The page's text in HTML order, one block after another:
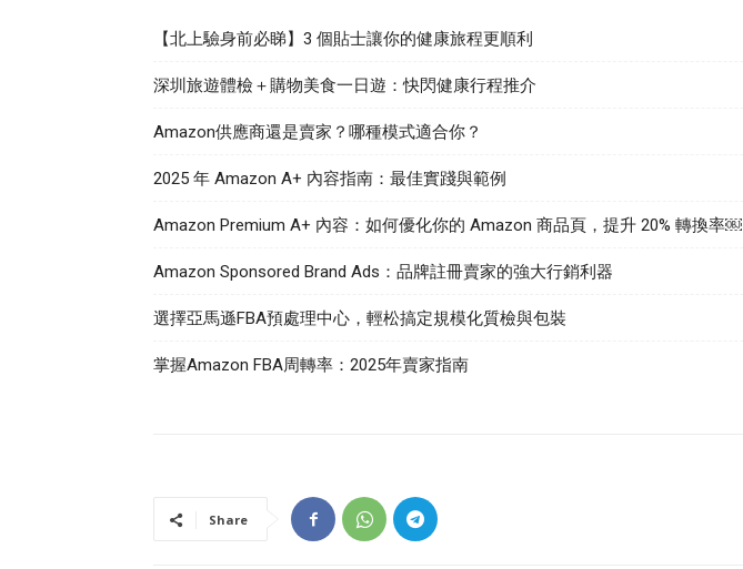
【北上驗身前必睇】3 個貼士讓你的健康旅程更順利
深圳旅遊體檢＋購物美食一日遊：快閃健康行程推介
Amazon供應商還是賣家？哪種模式適合你？
2025 年 Amazon A+ 內容指南：最佳實踐與範例
Amazon Premium A+ 內容：如何優化你的 Amazon 商品頁，提升 20% 轉換率￼
Amazon Sponsored Brand Ads：品牌註冊賣家的強大行銷利器
選擇亞馬遜FBA預處理中心，輕松搞定規模化質檢與包裝
掌握Amazon FBA周轉率：2025年賣家指南
Share